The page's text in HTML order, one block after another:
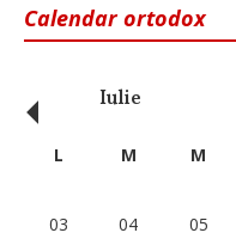
Calendar ortodox
Iulie
‹ L M M
03
04 05